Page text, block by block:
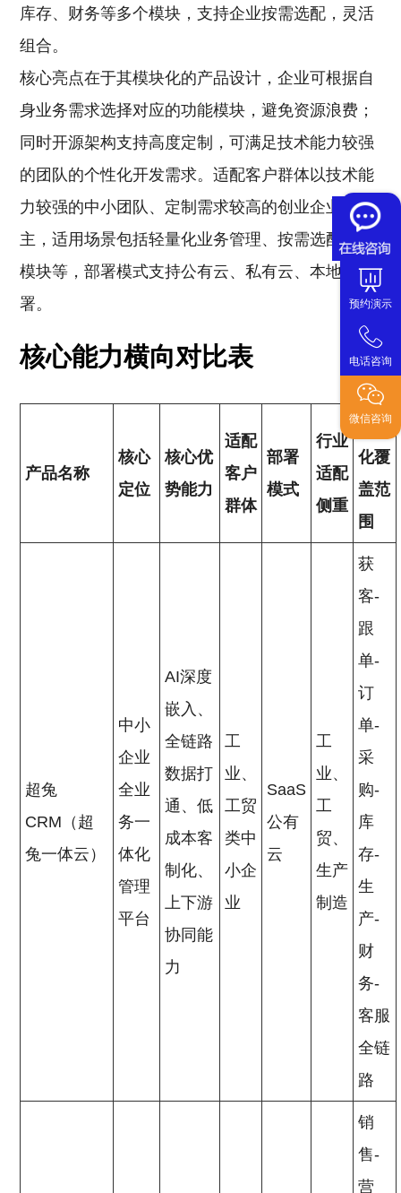
预约演示
电话咨询
微信咨询
库存、财务等多个模块，支持企业按需选配，灵活
组合。
核心亮点在于其模块化的产品设计，企业可根据自
身业务需求选择对应的功能模块，避免资源浪费；
同时开源架构支持高度定制，可满足技术能力较强
的团队的个性化开发需求。适配客户群体以技术能
力较强的中小团队、定制需求较高的创业企业为
主，适用场景包括轻量化业务管理、按需选配功能
模块等，部署模式支持公有云、私有云、本地部
署。
核心能力横向对比表
产品名称
核心
定位
核心优
势能力
适配
客户
群体
部署
模式
行业
适配
侧重
一体
化覆
盖范
围
超兔
CRM（超
兔一体云）
中小
企业
全业
务一
体化
管理
平台
AI深度
嵌入、
全链路
数据打
通、低
成本客
制化、
上下游
协同能
力
工
业、
工贸
类中
小企
业
SaaS
公有
云
工
业、
工
贸、
生产
制造
获
客-
跟
单-
订
单-
采
购-
库
存-
生
产-
财
务-
客服
全链
路
销
售-
营